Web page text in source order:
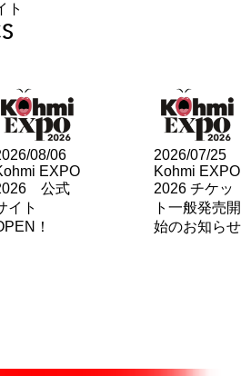
ト
08/06
EXPO
公式
イト
！
2026/07/25
Kohmi EXPO
2026 チケッ
ト一般発売開
始のお知らせ